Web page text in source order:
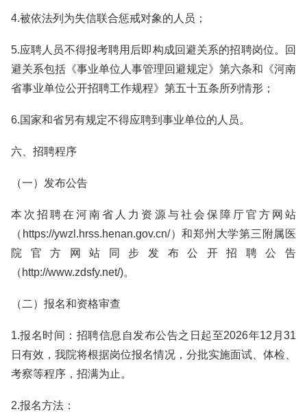
4.被依法列为失信联合惩戒对象的人员；
5.应聘人员不得报考聘用后即构成回避关系的招聘岗位。回
避关系包括《事业单位人事管理回避规定》第六条和《河南
省事业单位公开招聘工作规程》第五十五条所列情形；
6.国家和省另有规定不得应聘到事业单位的人员。
六、招聘程序
（一）发布公告
本次招聘在河南省人力资源与社会保障厅官方网站
（https://ywzl.hrss.henan.gov.cn/）和郑州大学第三附属医
院官方网站同步发布公开招聘公告
（http://www.zdsfy.net/)。
（二）报名和资格审查
1.报名时间：招聘信息自发布公告之日起至2026年12月31
日有效，我院将根据岗位报名情况，分批实施面试、体检、
考察等程序，招满为止。
2.报名方法：